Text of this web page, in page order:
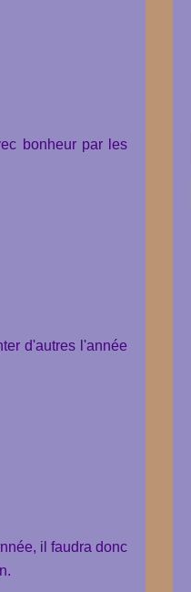
bonheur par les
d'autres l'année
il faudra donc